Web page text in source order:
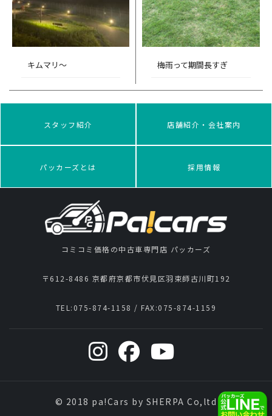
キムマリ～ 梅雨って期間長すぎ
スタッフ紹介 店舗紹介・会社案内
パッカーズとは 採用情報
コミコミ価格の中古車専門店 パッカーズ
〒612-8486 京都府京都市伏見区羽束師古川町192
TEL: 075-874-1158 / FAX:075-874-1159
© 2018 pa!Cars by SHERPA Co,ltd